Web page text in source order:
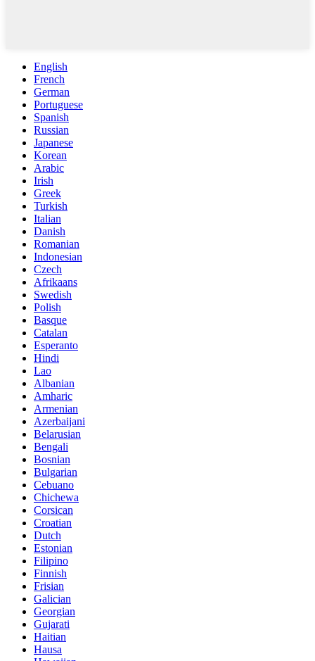
English
French
German
Portuguese
Spanish
Russian
Japanese
Korean
Arabic
Irish
Greek
Turkish
Italian
Danish
Romanian
Indonesian
Czech
Afrikaans
Swedish
Polish
Basque
Catalan
Esperanto
Hindi
Lao
Albanian
Amharic
Armenian
Azerbaijani
Belarusian
Bengali
Bosnian
Bulgarian
Cebuano
Chichewa
Corsican
Croatian
Dutch
Estonian
Filipino
Finnish
Frisian
Galician
Georgian
Gujarati
Haitian
Hausa